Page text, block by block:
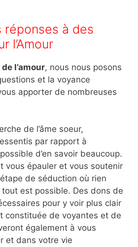
réponses à des
l’Amour
l’amour, nous nous posons
et la voyance
apporter de nombreuses
de l’âme soeur,
par rapport à
d’en savoir beaucoup.
vous épauler et vous soutenir
de séduction où rien
tout est possible. Des dons de
pour y voir plus clair
constituée de voyantes et de
également à vous
et dans votre vie